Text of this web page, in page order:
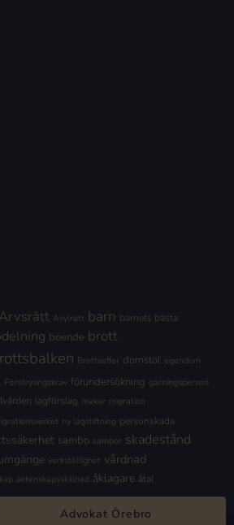
Arvsrätt Asylrätt barn barnets bästa
boende brott
Brottsoffer domstol egendom
Försörjningskrav förundersökning gärningsperson
lagförslag makar migration
ny lagstiftning personskada
sambo sambor skadestånd
verkställighet vårdnad
äktenskapsskillnad åklagare åtal
Advokat Örebro